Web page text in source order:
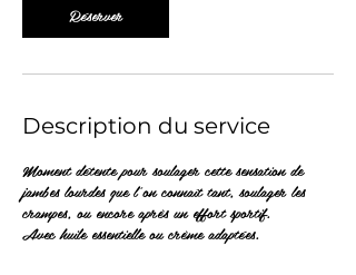
Réserver
Description du service
Moment détente pour soulager cette sensation de
jambes lourdes que l'on connaît tant, soulager les
crampes, ou encore après un effort sportif.
Avec huile essentielle ou crème adaptées.